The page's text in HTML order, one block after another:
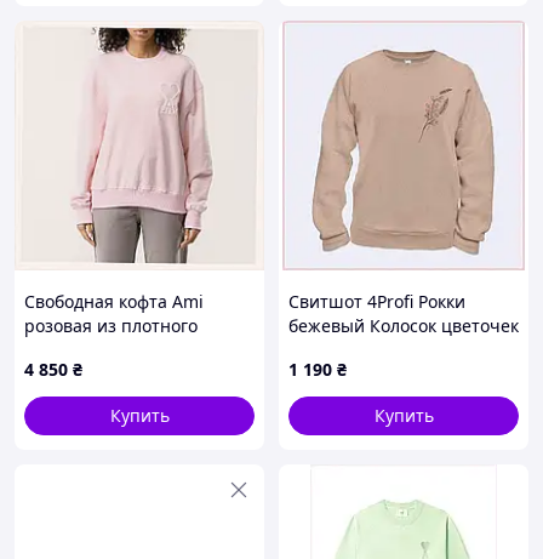
Свободная кофта Ami
розовая из плотного
4 850 ₴
Купить
Свитшот 4Profi Рокки
бежевый Колосок цветочек
1 190 ₴
Купить